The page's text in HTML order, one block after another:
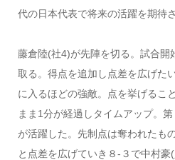
代の日本代表で将来の活躍を期待
藤倉陸(社4)が先陣を切る。試合開
取る。得点を追加し点差を広げた
に入るほどの強敵。点を挙げるこ
まま1分が経過しタイムアップ。
が活躍した。先制点は奪われたも
と点差を広げていき８-３で中村